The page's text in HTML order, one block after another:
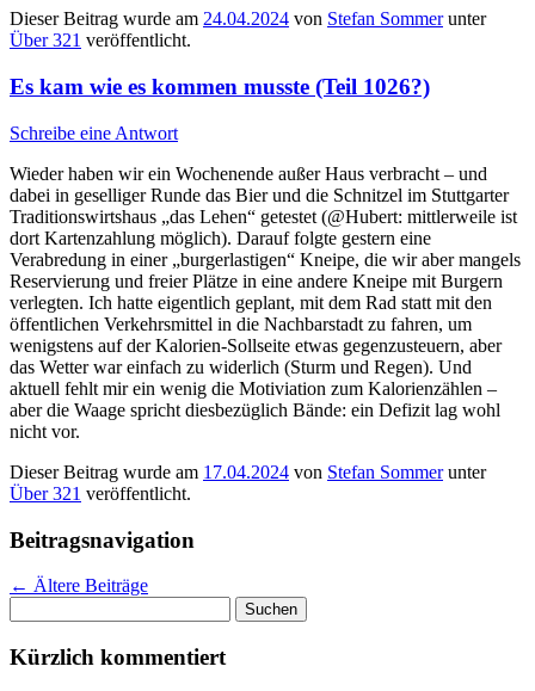
Dieser Beitrag wurde am 24.04.2024 von Stefan Sommerunter
Über 321 veröffentlicht.
Es kam wie es kommen musste (Teil 1026?)
Schreibe eine Antwort
Wieder haben wir ein Wochenende außer Haus verbracht – und
dabei in geselliger Runde das Bier und die Schnitzel im Stuttgarter
Traditionswirtshaus „das Lehen“ getestet (@Hubert: mittlerweile ist
dort Kartenzahlung möglich). Darauf folgte gestern eine
Verabredung in einer „burgerlastigen“ Kneipe, die wir aber mangels
Reservierung und freier Plätze in eine andere Kneipe mit Burgern
verlegten. Ich hatte eigentlich geplant, mit dem Rad statt mit den
öffentlichen Verkehrsmittel in die Nachbarstadt zu fahren, um
wenigstens auf der Kalorien-Sollseite etwas gegenzusteuern, aber
das Wetter war einfach zu widerlich (Sturm und Regen). Und
aktuell fehlt mir ein wenig die Motiviation zum Kalorienzählen –
aber die Waage spricht diesbezüglich Bände: ein Defizit lag wohl
nicht vor.
Dieser Beitrag wurde am 17.04.2024 von Stefan Sommerunter
Über 321 veröffentlicht.
Beitragsnavigation
← Ältere Beiträge
nach:
Kürzlich kommentiert